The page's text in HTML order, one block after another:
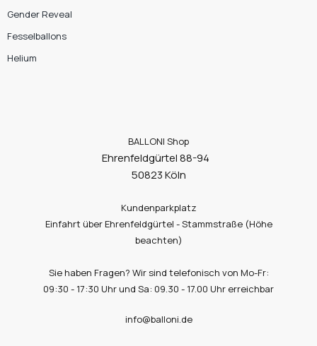
Gender Reveal
Fesselballons
Helium
BALLONI Shop
Ehrenfeldgürtel 88-94
50823 Köln
Kundenparkplatz
Einfahrt über Ehrenfeldgürtel - Stammstraße (Höhe
beachten)
Sie haben Fragen? Wir sind telefonisch von Mo-Fr:
09:30 - 17:30 Uhr und Sa: 09.30 - 17.00 Uhr erreichbar
info@balloni.de